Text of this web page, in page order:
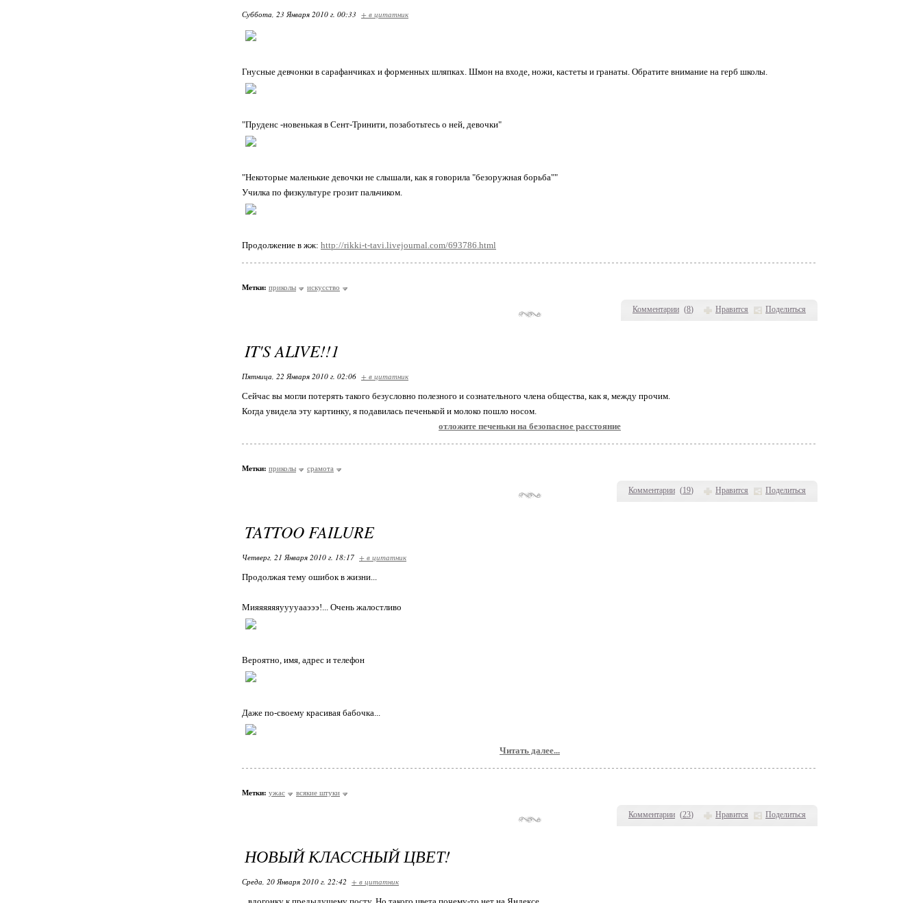
Комментарии (8) Нравится Поделиться
Суббота, 23 Января 2010 г. 00:33 + в цитатник
Гнусные девчонки в сарафанчиках и форменных шляпках. Шмон на входе, ножи, кастеты и гранаты. Обратите внимание на герб школы.
"Пруденс -новенькая в Сент-Тринити, позаботьтесь о ней, девочки"
"Некоторые маленькие девочки не слышали, как я говорила "безоружная борьба""
Училка по физкультуре грозит пальчиком.
Продолжение в жж: http://rikki-t-tavi.livejournal.com/693786.html
Метки: приколы искусство
Комментарии (19) Нравится Поделиться
IT'S ALIVE!!1
Пятница, 22 Января 2010 г. 02:06 + в цитатник
Сейчас вы могли потерять такого безусловно полезного и сознательного члена общества, как я, между прочим.
Когда увидела эту картинку, я подавилась печенькой и молоко пошло носом.
отложите печеньки на безопасное расстояние
Метки: приколы срамота
Комментарии (23) Нравится Поделиться
TATTOO FAILURE
Четверг, 21 Января 2010 г. 18:17 + в цитатник
Продолжая тему ошибок в жизни...
Мияяяяяяууууааэээ!... Очень жалостливо
Вероятно, имя, адрес и телефон
Даже по-своему красивая бабочка...
Читать далее...
Метки: ужас всякие штуки
НОВЫЙ КЛАССНЫЙ ЦВЕТ!
Среда, 20 Января 2010 г. 22:42 + в цитатник